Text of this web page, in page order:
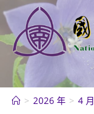
跳
轉
至
內
> 2026 年 > 4 月